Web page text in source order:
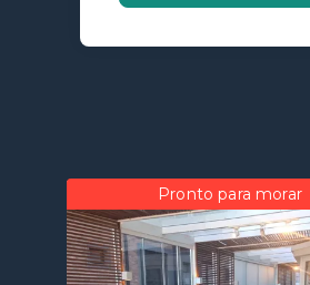
Pronto para morar